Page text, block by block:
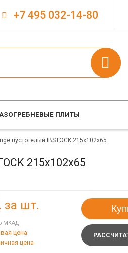
+7 495 032-14-80
ПЛИТЫ
пустотелый IBSTOCK 215x102x65
215x102x65
за шт.
МКАД
цена
цена